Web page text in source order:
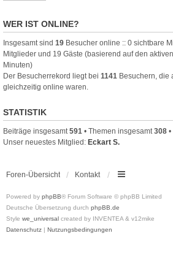
WER IST ONLINE?
Insgesamt sind 19 Besucher online :: 0 sichtbare
Mitglieder und 19 Gäste (basierend auf den
Minuten)
Der Besucherrekord liegt bei 1141 Besuchern, die
gleichzeitig online waren.
STATISTIK
Beiträge insgesamt591 • Themen insgesamt308
Unser neuestes Mitglied: Eckart S.
Foren-Übersicht Kontakt
Powered by phpBB® Forum Software © phpBB Limited
Deutsche Übersetzung durch phpBB.de
Style we_universal created by INVENTEA & v12mike
Datenschutz | Nutzungsbedingungen